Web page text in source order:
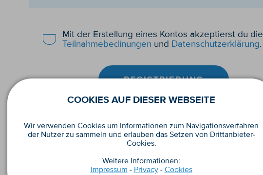
Mit der Erstellung eines Kontos akzeptierst du die
Teilnahmebedinungen und Datenschutzerklärung.
REGISTRIERUNG
COOKIES AUF DIESER WEBSEITE
Wir verwenden Cookies um Informationen zum Navigationsverfahren
der Nutzer zu sammeln und erlauben das Setzen von Drittanbieter-
Cookies.
Weitere Informationen:
Impressum - Privacy- Cookies